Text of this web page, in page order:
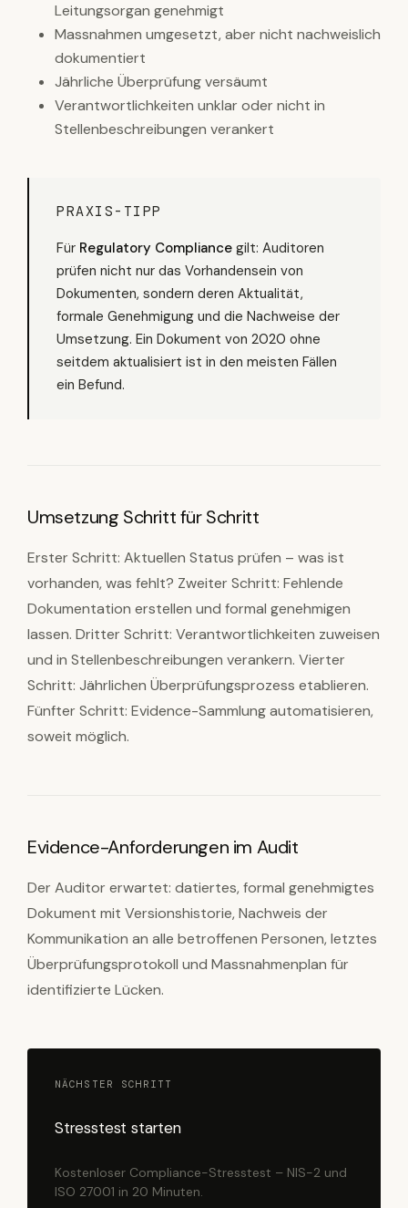
Leitungsorgan genehmigt
Massnahmen umgesetzt, aber nicht nachweislich
dokumentiert
Jährliche Überprüfung versäumt
Verantwortlichkeiten unklar oder nicht in
Stellenbeschreibungen verankert
PRAXIS-TIPP
Für Regulatory Compliance gilt: Auditoren
prüfen nicht nur das Vorhandensein von
Dokumenten, sondern deren Aktualität,
formale Genehmigung und die Nachweise der
Umsetzung. Ein Dokument von 2020 ohne
seitdem aktualisiert ist in den meisten Fällen
ein Befund.
Umsetzung Schritt für Schritt
Erster Schritt: Aktuellen Status prüfen – was ist
vorhanden, was fehlt? Zweiter Schritt: Fehlende
Dokumentation erstellen und formal genehmigen
lassen. Dritter Schritt: Verantwortlichkeiten zuweisen
und in Stellenbeschreibungen verankern. Vierter
Schritt: Jährlichen Überprüfungsprozess etablieren.
Fünfter Schritt: Evidence-Sammlung automatisieren,
soweit möglich.
Evidence-Anforderungen im Audit
Der Auditor erwartet: datiertes, formal genehmigtes
Dokument mit Versionshistorie, Nachweis der
Kommunikation an alle betroffenen Personen, letztes
Überprüfungsprotokoll und Massnahmenplan für
identifizierte Lücken.
NÄCHSTER SCHRITT
Stresstest starten
Kostenloser Compliance-Stresstest – NIS-2 und
ISO 27001 in 20 Minuten.